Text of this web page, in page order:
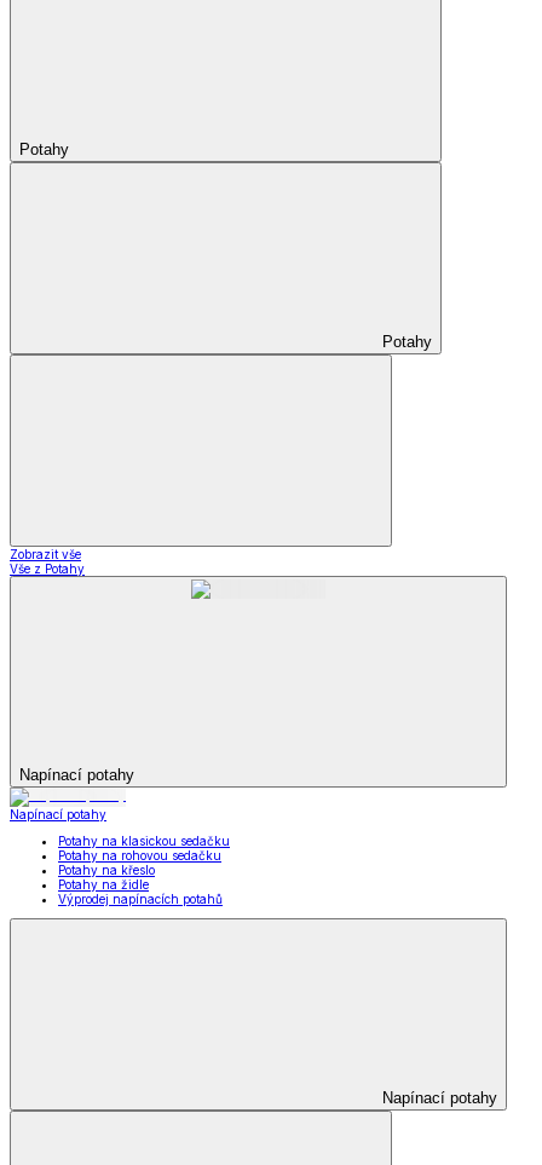
Potahy
Potahy
Zobrazit vše
Vše z Potahy
Napínací potahy
Napínací potahy
Potahy na klasickou sedačku
Potahy na rohovou sedačku
Potahy na křeslo
Potahy na židle
Výprodej napínacích potahů
Napínací potahy